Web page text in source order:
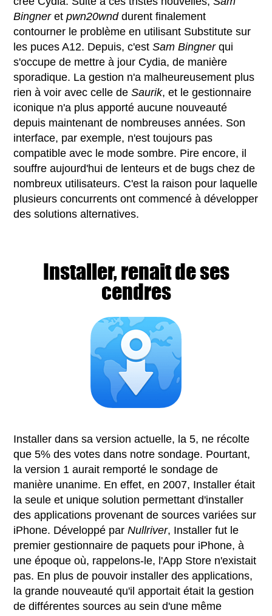
Bingneretpwn20wnddurent finalement
contourner le problème en utilisant Substitute sur
les puces A12. Depuis, c'estSam Bingnerqui
s'occupe de mettre à jour Cydia, de manière
sporadique. La gestion n'a malheureusement plus
rien à voir avec celle deSaurik, et le gestionnaire
iconique n'a plus apporté aucune nouveauté
depuis maintenant de nombreuses années. Son
interface, par exemple, n'est toujours pas
compatible avec le mode sombre. Pire encore, il
souffre aujourd'hui de lenteurs et de bugs chez de
nombreux utilisateurs. C'est la raison pour laquelle
plusieurs concurrents ont commencé à développer
des solutions alternatives.
Installer, renait de ses
cendres
Installer dans sa version actuelle, la 5, ne récolte
que 5% des votes dans notre sondage. Pourtant,
la version 1 aurait remporté le sondage de
manière unanime. En effet, en 2007, Installer était
la seule et unique solution permettant d'installer
des applications provenant de sources variées sur
iPhone. Développé parNullriver, Installer fut le
premier gestionnaire de paquets pour iPhone, à
une époque où, rappelons-le, l'App Store n'existait
pas. En plus de pouvoir installer des applications,
la grande nouveauté qu'il apportait était la gestion
de différentes sources au sein d'une même